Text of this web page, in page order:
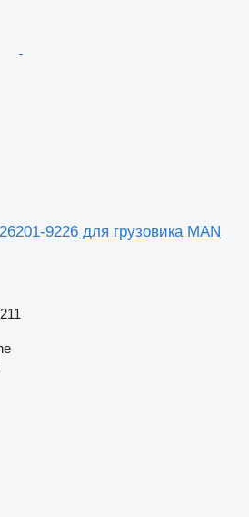
9226 для грузовика MAN